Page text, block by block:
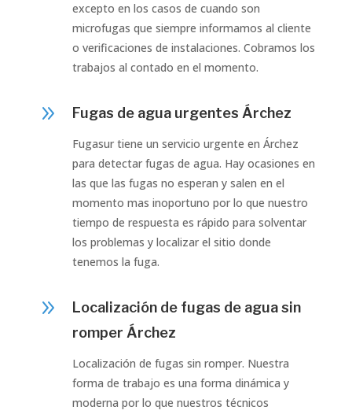
excepto en los casos de cuando son
microfugas que siempre informamos al cliente
o verificaciones de instalaciones. Cobramos los
trabajos al contado en el momento.
9 Fugas de agua urgentes Árchez
Fugasur tiene un servicio urgente en Árchez
para detectar fugas de agua. Hay ocasiones en
las que las fugas no esperan y salen en el
momento mas inoportuno por lo que nuestro
tiempo de respuesta es rápido para solventar
los problemas y localizar el sitio donde
tenemos la fuga.
9
Localización de fugas de agua sin
romper Árchez
Localización de fugas sin romper. Nuestra
forma de trabajo es una forma dinámica y
moderna por lo que nuestros técnicos